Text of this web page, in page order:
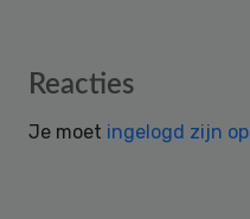
Reader
Reacties
Je moet ingelogd zijn op